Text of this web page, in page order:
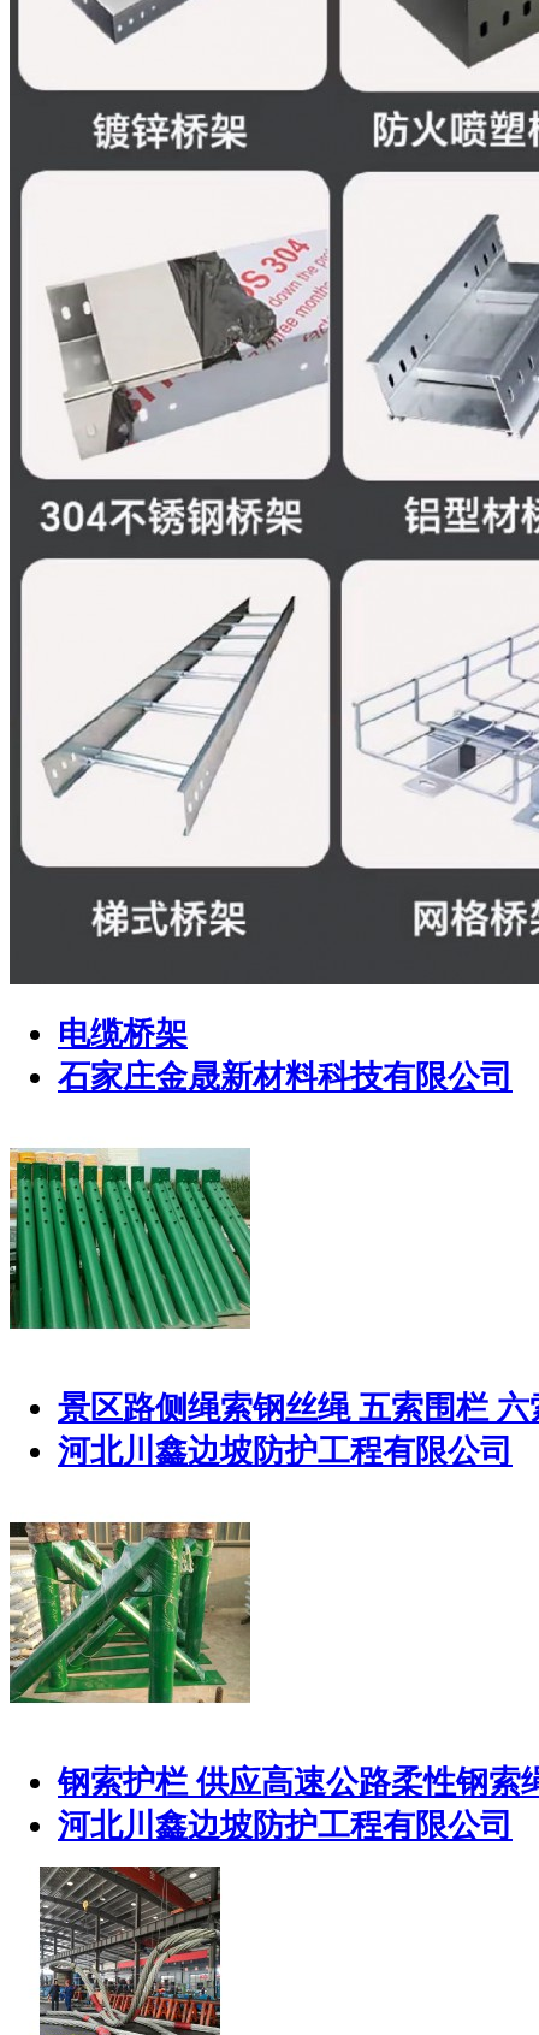
电缆桥架
石家庄金晟新材料科技有限公司
景区路侧绳索钢丝绳 五索围栏
河北川鑫边坡防护工程有限公司
钢索护栏 供应高速公路柔性钢索
河北川鑫边坡防护工程有限公司